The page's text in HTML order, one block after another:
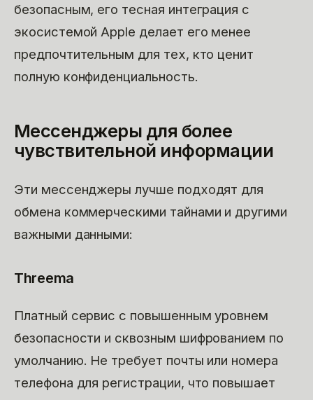
безопасным, его тесная интеграция с
экосистемой Apple делает его менее
предпочтительным для тех, кто ценит
полную конфиденциальность.
Мессенджеры для более
чувствительной информации
Эти мессенджеры лучше подходят для
обмена коммерческими тайнами и другими
важными данными:
Threema
Платный сервис с повышенным уровнем
безопасности и сквозным шифрованием по
умолчанию. Не требует почты или номера
телефона для регистрации, что повышает